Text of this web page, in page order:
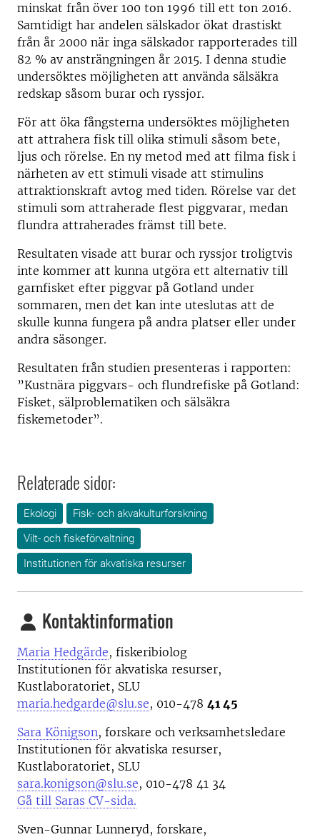
minskat från över 100 ton 1996 till ett ton 2016.
Samtidigt har andelen sälskador ökat drastiskt
från år 2000 när inga sälskador rapporterades till
82 % av ansträngningen år 2015. I denna studie
undersöktes möjligheten att använda sälsäkra
redskap såsom burar och ryssjor.
För att öka fångsterna undersöktes möjligheten
att attrahera fisk till olika stimuli såsom bete,
ljus och rörelse. En ny metod med att filma fisk i
närheten av ett stimuli visade att stimulins
attraktionskraft avtog med tiden. Rörelse var det
stimuli som attraherade flest piggvarar, medan
flundra attraherades främst till bete.
Resultaten visade att burar och ryssjor troligtvis
inte kommer att kunna utgöra ett alternativ till
garnfisket efter piggvar på Gotland under
sommaren, men det kan inte uteslutas att de
skulle kunna fungera på andra platser eller under
andra säsonger.
Resultaten från studien presenteras i rapporten:
”Kustnära piggvars- och flundrefiske på Gotland:
Fisket, sälproblematiken och sälsäkra
fiskemetoder”.
Relaterade sidor:
Ekologi
Fisk- och akvakulturforskning
Vilt- och fiskeförvaltning
Institutionen för akvatiska resurser
Kontaktinformation
Maria Hedgärde, fiskeribiolog
Institutionen för akvatiska resurser,
Kustlaboratoriet, SLU
maria.hedgarde@slu.se, 010-478 41 45
Sara Königson, forskare och verksamhetsledare
Institutionen för akvatiska resurser,
Kustlaboratoriet, SLU
sara.konigson@slu.se, 010-478 41 34
Gå till Saras CV-sida.
Sven-Gunnar Lunneryd, forskare,